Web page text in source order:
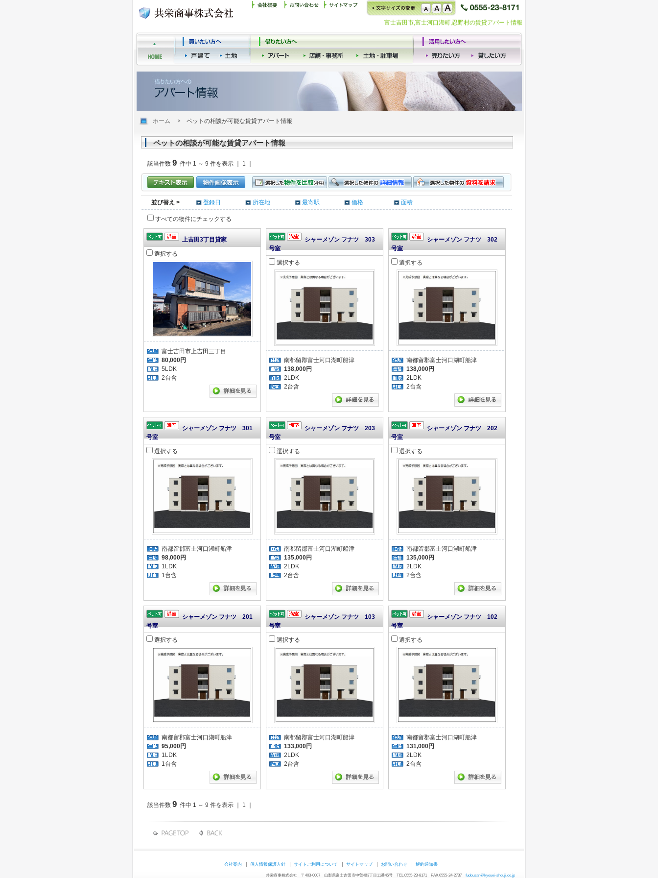
富士吉田市,富士河口湖町,忍野村の賃貸アパート情報
ホーム ペットの相談が可能な賃貸アパート情報
ペットの相談が可能な賃貸アパート情報
該当件数 9 件中 1 ～ 9 件を表示 ｜ 1 ｜
並び替え > 登録日 所在地 最寄駅 価格 面積
すべての物件にチェックする
上吉田3丁目貸家
選択する
富士吉田市上吉田三丁目
80,000円
5LDK
2台含
シャーメゾン フナツ 303
号室
選択する
南都留郡富士河口湖町船津
138,000円
2LDK
2台含
シャーメゾン フナツ 302
号室
選択する
南都留郡富士河口湖町船津
138,000円
2LDK
2台含
シャーメゾン フナツ 301
号室
選択する
南都留郡富士河口湖町船津
98,000円
1LDK
1台含
シャーメゾン フナツ 203
号室
選択する
南都留郡富士河口湖町船津
135,000円
2LDK
2台含
シャーメゾン フナツ 202
号室
選択する
南都留郡富士河口湖町船津
135,000円
2LDK
2台含
シャーメゾン フナツ 201
号室
選択する
南都留郡富士河口湖町船津
95,000円
1LDK
1台含
シャーメゾン フナツ 103
号室
選択する
南都留郡富士河口湖町船津
133,000円
2LDK
2台含
シャーメゾン フナツ 102
号室
選択する
南都留郡富士河口湖町船津
131,000円
2LDK
2台含
該当件数 9 件中 1 ～ 9 件を表示 ｜ 1 ｜
会社案内 個人情報保護方針 サイトご利用について サイトマップ お問い合わせ 解約通知書
共栄商事株式会社 〒403-0007 山梨県富士吉田市中曽根3丁目11番45号 TEL.0555-23-8171 FAX.0555-24-2737 fudousan@kyouei-shouji.co.jp